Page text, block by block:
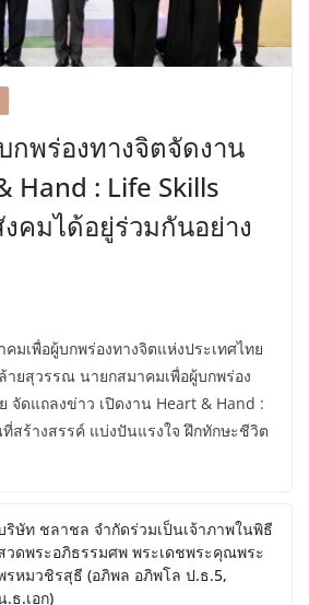
กพร่องทางจิตจัดงาน
Hand : Life Skills
คมได้อยู่ร่วมกันอย่าง
มเพื่อผู้บกพร่องทางจิตแห่งประเทศไทย
ยสุวรรณ นายกสมาคมเพื่อผู้บกพร่อง
จัดแถลงข่าว เปิดงาน Heart & Hand :
สร้างสรรค์ แบ่งปันแรงใจ ฝึกทักษะชีวิต
ริษัท ชลาชล จำกัดร่วมเป็นเจ้าภาพในพิธี
วดพระอภิธรรมศพ พระเดชพระคุณพระ
รหมวชิรสุธี (อภิพล อภิพโล ป.ธ.5,
.ธ.เอก)